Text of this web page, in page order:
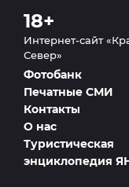
18+
Интернет-сайт
Север»
Фотобанк
Печатные СМИ
Контакты
О нас
Туристическая
энциклопедия